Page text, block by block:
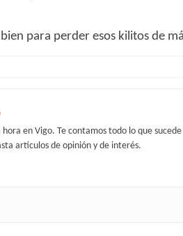
para perder esos kilitos de
en Vigo. Te contamos todo lo que
artículos de opinión y de interés.